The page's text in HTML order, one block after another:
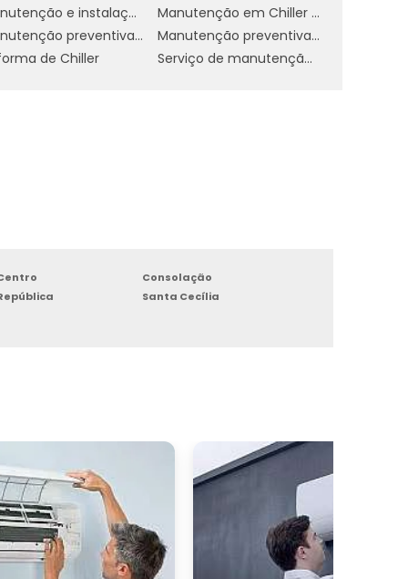
Manutenção e instalação de ar condicionado
Manutenção em Chiller industrial
Manutenção preventiva e corretiva de ar condicionado
Manutenção preventiva em Chiller
de Chiller Serviço de manutenção de ar condicionado
Consolação
Santa Cecília